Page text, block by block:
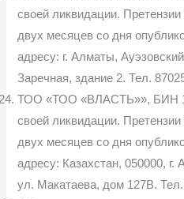
своей ликвидации.
двух месяцев со дня
адресу: г. Алматы,
Заречная, здание 2. Тел.
ТОО «ТОО «ВЛАСТЬ»», БИН
своей ликвидации.
двух месяцев со дня
адресу: Казахстан, 050000,
ул. Макатаева, дом 127В. Тел.